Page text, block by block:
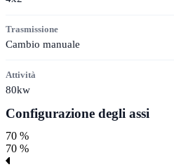
Trasmissione
Cambio manuale
Attività
80kw
Configurazione degli assi
70 %
70 %